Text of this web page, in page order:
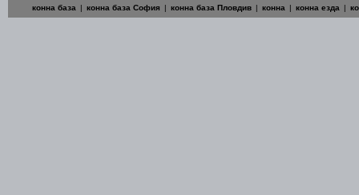
конна база | конна база София | конна база Пловдив | конна | конна езда |